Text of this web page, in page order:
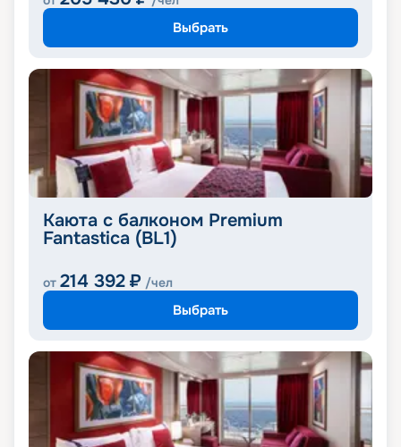
Выбрать
Каюта с балконом Premium
Fantastica (BL1)
от 214 392 ₽ /чел
Выбрать